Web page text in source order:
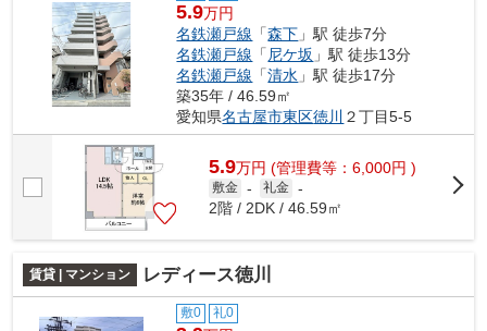
5.9万円
名鉄瀬戸線 「森下 」駅 徒歩7分
名鉄瀬戸線 「 尼ケ坂 」駅 徒歩13分
名鉄瀬戸線 「清水 」駅 徒歩17分
築35年 / 46.59㎡
愛知県名古屋市東区徳川 ２丁目5-5
5.9万円 (管理費等：6,000円 )
敷金 - 礼金 -
2階 / 2DK / 46.59㎡
賃貸 | マンション レディース徳川
敷0 礼0